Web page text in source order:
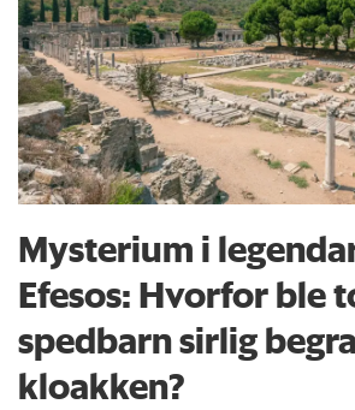
Mysterium i
Efesos: Hvorfor ble
spedbarn sirlig
kloakken?